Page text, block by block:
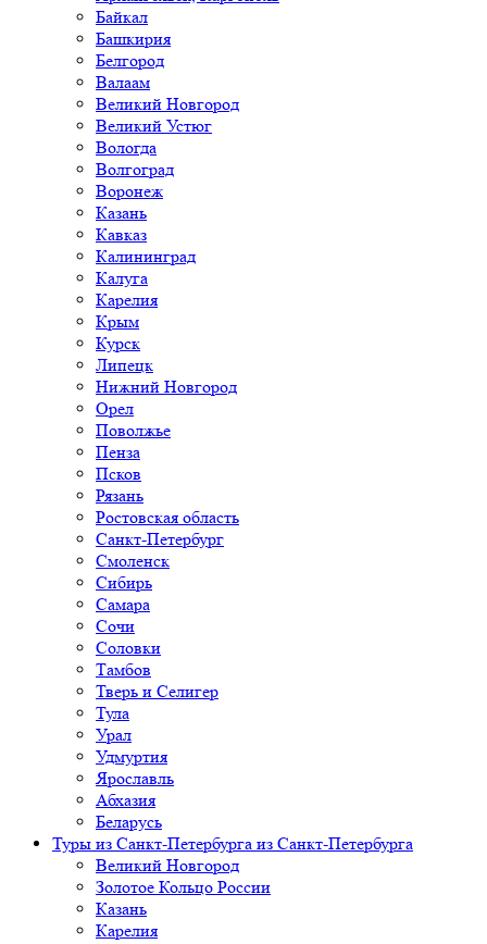
Байкал
Башкирия
Белгород
Валаам
Великий Новгород
Великий Устюг
Вологда
Волгоград
Воронеж
Казань
Кавказ
Калининград
Калуга
Карелия
Крым
Курск
Липецк
Нижний Новгород
Орел
Поволжье
Пенза
Псков
Рязань
Ростовская область
Санкт-Петербург
Смоленск
Сибирь
Самара
Сочи
Соловки
Тамбов
Тверь и Селигер
Тула
Урал
Удмуртия
Ярославль
Абхазия
Беларусь
Туры из Санкт-Петербурга из Санкт-Петербурга
Великий Новгород
Золотое Кольцо России
Казань
Карелия